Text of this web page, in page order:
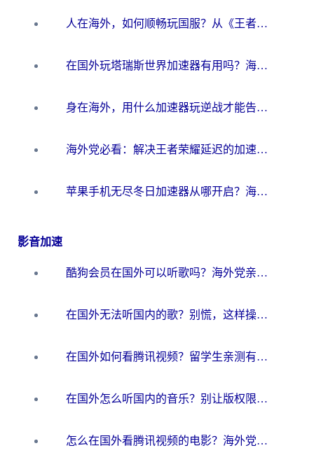
人在海外，如何顺畅玩国服？从《王者荣耀》到《云图计划》的加速器终极指南
在国外玩塔瑞斯世界加速器有用吗？海外玩家亲测后的真实答案
身在海外，用什么加速器玩逆战才能告别延迟？
海外党必看：解决王者荣耀延迟的加速器终极指南——从EVE到猫和老鼠，一个工具全搞定
苹果手机无尽冬日加速器从哪开启？海外玩家的冬日生存指南
影音加速
酷狗会员在国外可以听歌吗？海外党亲测有效：3步解决音乐权限难题
在国外无法听国内的歌？别慌，这样操作就能畅听QQ音乐（附亲测加速器推荐）
在国外如何看腾讯视频？留学生亲测有效的回国加速方案
在国外怎么听国内的音乐？别让版权限制断了你的华语歌单
怎么在国外看腾讯视频的电影？海外党亲测有效的回国加速指南